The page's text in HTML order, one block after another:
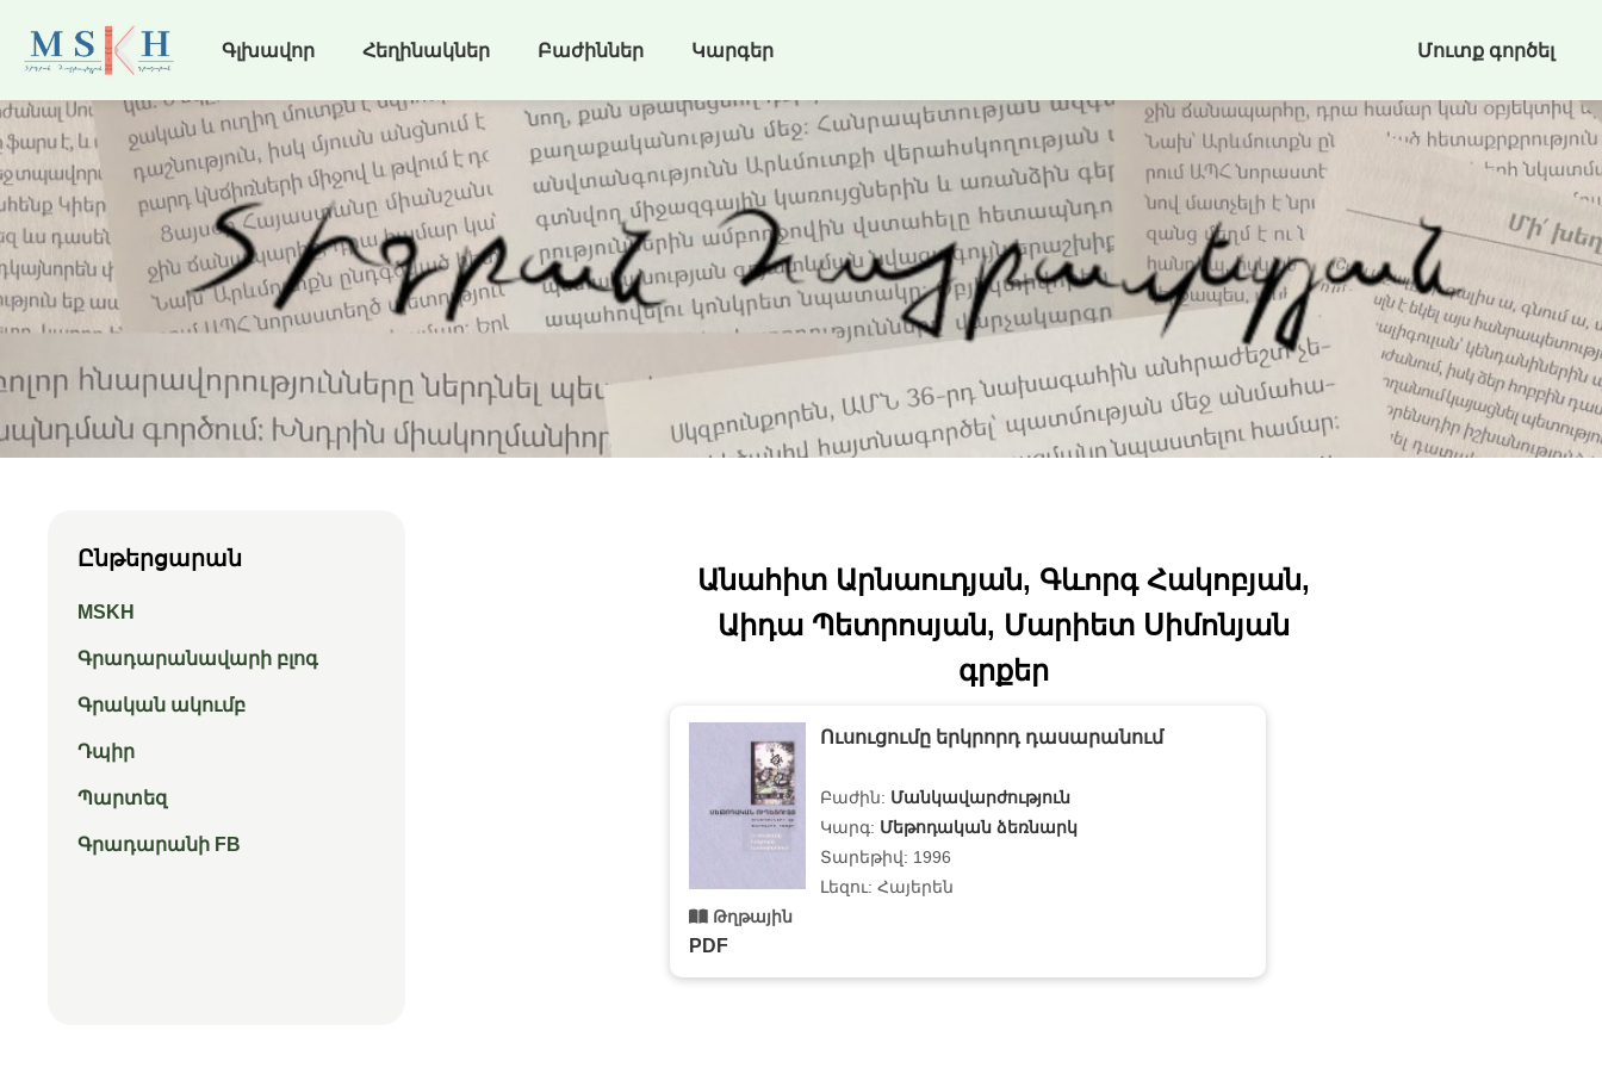
Գլխավոր Հեղինակներ Բաժիններ Կարգեր Մուտք գործել
Ընթերցարան
MSKH
Գրադարանավարի բլոգ
Գրական ակումբ
Դպիր
Պարտեզ
Գրադարանի FB
Անահիտ Արնաուդյան, Գևորգ Հակոբյան,
Աիդա Պետրոսյան, Մարիետ Սիմոնյան
գրքեր
Ուսուցումը երկրորդ դասարանում
Բաժին: Մանկավարժություն
Կարգ: Մեթոդական ձեռնարկ
Տարեթիվ: 1996
Լեզու: Հայերեն
Թղթային
PDF